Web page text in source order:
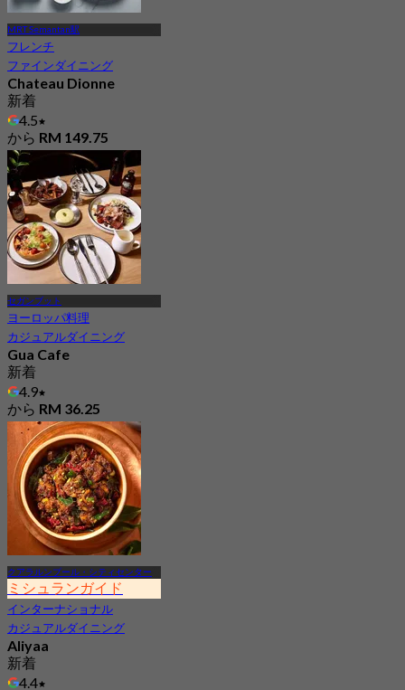
MRT Semantan駅
フレンチ
ファインダイニング
Chateau Dionne
新着
4.5
から RM 149.75
セガンブット
ヨーロッパ料理
カジュアルダイニング
Gua Cafe
新着
4.9
から RM 36.25
クアラルンプール・シティセンター
ミシュランガイド
インターナショナル
カジュアルダイニング
Aliyaa
新着
4.4